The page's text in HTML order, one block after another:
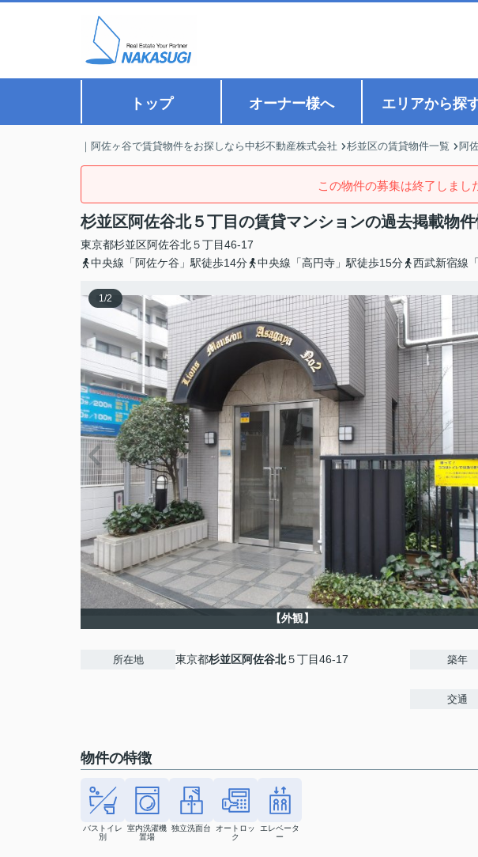
トップ オーナー様へ エリアから探
｜阿佐ヶ谷で賃貸物件をお探しなら中杉不動産株式会社 杉並区の賃貸物件一覧 阿
この物件の募集は終了しまし
杉並区阿佐谷北５丁目の賃貸マンションの過去掲載物
東京都杉並区阿佐谷北５丁目46-17
中央線「阿佐ケ谷」駅徒歩14分
中央線「高円寺」駅徒歩15分 西武新宿線
1/2
【外観】
所在地 東京都杉並区阿佐谷北５丁目46-17 築年
交通
物件の特徴
バストイレ
別
室内洗濯機
置場
独立洗面台
オートロッ
ク
エレベータ
ー